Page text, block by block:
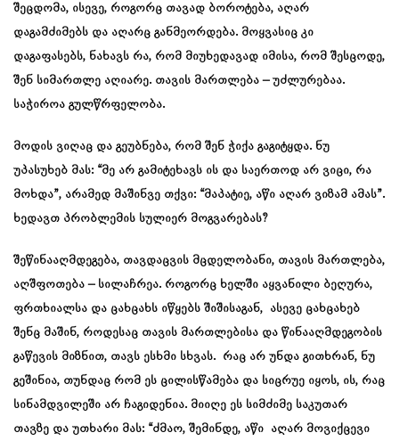
შეცდომა, ისევე, როგორც თავად ბოროტება, აღარ
დაგამძიმებს და აღარც განმეორდება. მოყვასიც კი
დაგაფასებს, ნახავს რა, რომ მიუხედავად იმისა, რომ შესცოდე,
შენ სიმართლე აღიარე. თავის მართლება – უძლურებაა.
საჭიროა გულწრფელობა.
მოდის ვიღაც და გეუბნება, რომ შენ ჭიქა გაგიტყდა. ნუ
უპასუხებ მას: “მე არ გამიტეხავს ის და საერთოდ არ ვიცი, რა
მოხდა”, არამედ მაშინვე თქვი: “მაპატიე, აწი აღარ ვიზამ ამას”.
ხედავთ პრობლემის სულიერ მოგვარებას?
შეწინააღმდეგება, თავდაცვის მცდელობანი, თავის მართლება,
აღშფოთება – სილაჩრეა. როგორც ხელში აყვანილი ბეღურა,
ფრთხიალსა და ცახცახს იწყებს შიშისაგან, ასევე ცახცახებ
შენც მაშინ, როდესაც თავის მართლებისა და წინააღმდეგობის
გაწევის მიზნით, თავს ესხმი სხვას. რაც არ უნდა გითხრან, ნუ
გეშინია, თუნდაც რომ ეს ცილისწამება და სიცრუე იყოს, ის, რაც
სინამდვილეში არ ჩაგიდენია. მიიღე ეს სიმძიმე საკუთარ
თავზე და უთხარი მას: “ძმაო, შემინდე, აწი აღარ მოვიქცევი